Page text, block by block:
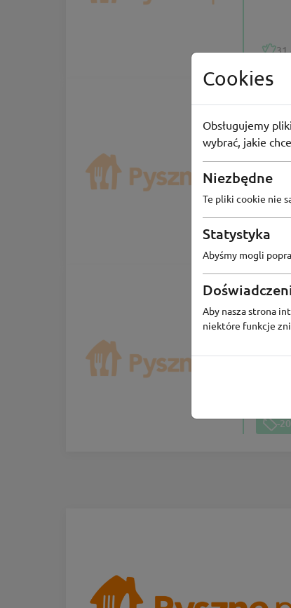
31
-20%
-
Cookies
Obsługujemy
wybrać, jakie
Niezbędne
Te pliki cookie nie
Statystyka
Abyśmy mogli
Aby nasza strona
niektóre funkcje